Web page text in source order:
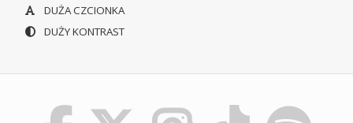
DUŻA CZCIONKA
DUŻY KONTRAST